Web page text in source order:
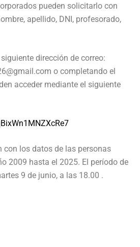
pueden solicitarlo con
apellido, DNI, profesorado,
dirección de correo:
o completando el
acceder mediante el siguiente
con los datos de las personas
2009 hasta el 2025. El período de
9 de junio, a las 18.00 .